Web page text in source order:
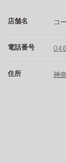
店舗名 コ
電話番号
住所 神